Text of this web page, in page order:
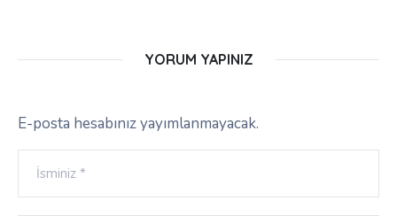
YORUM YAPINIZ
E-posta hesabınız yayımlanmayacak.